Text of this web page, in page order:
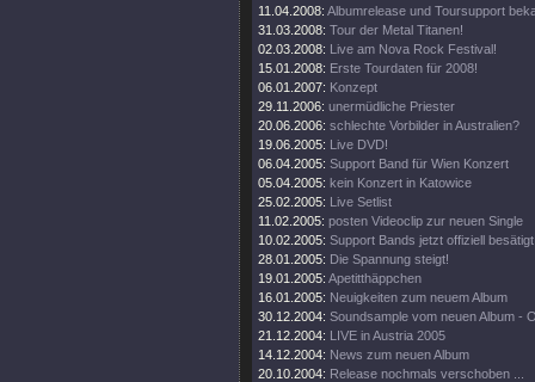
11.04.2008: Albumrelease und Toursupport
31.03.2008: Tour der Metal Titanen!
02.03.2008: Live am Nova Rock Festival!
15.01.2008: Erste Tourdaten für 2008!
06.01.2007: Konzept
29.11.2006: unermüdliche Priester
20.06.2006: schlechte Vorbilder in Australien?
19.06.2005: Live DVD!
06.04.2005: Support Band für Wien Konzert
05.04.2005: kein Konzert in Katowice
25.02.2005: Live Setlist
11.02.2005: posten Videoclip zur neuen Single
10.02.2005: Support Bands jetzt offiziell besätigt
28.01.2005: Die Spannung steigt!
19.01.2005: Apetitthäppchen
16.01.2005: Neuigkeiten zum neuem Album
30.12.2004: Soundsample vom neuen Album -
21.12.2004: LIVE in Austria 2005
14.12.2004: News zum neuen Album
20.10.2004: Release nochmals verschoben ...